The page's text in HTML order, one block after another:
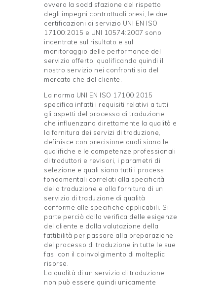
ovvero la soddisfazione del rispetto
degli impegni contrattuali presi, le due
certificazioni di servizio UNI EN ISO
17100:2015 e UNI 10574:2007 sono
incentrate sul risultato e sul
monitoraggio delle performance del
servizio offerto, qualificando quindi il
nostro servizio nei confronti sia del
mercato che del cliente.
La norma UNI EN ISO 17100:2015
specifica infatti i requisiti relativi a tutti
gli aspetti del processo di traduzione
che influenzano direttamente la qualità e
la fornitura dei servizi di traduzione,
definisce con precisione quali siano le
qualifiche e le competenze professionali
di traduttori e revisori, i parametri di
selezione e quali siano tutti i processi
fondamentali correlati alla specificità
della traduzione e alla fornitura di un
servizio di traduzione di qualità
conforme alle specifiche applicabili. Si
parte perciò dalla verifica delle esigenze
del cliente e dalla valutazione della
fattibilità per passare alla preparazione
del processo di traduzione in tutte le sue
fasi con il coinvolgimento di molteplici
risorse.
La qualità di un servizio di traduzione
non può essere quindi unicamente